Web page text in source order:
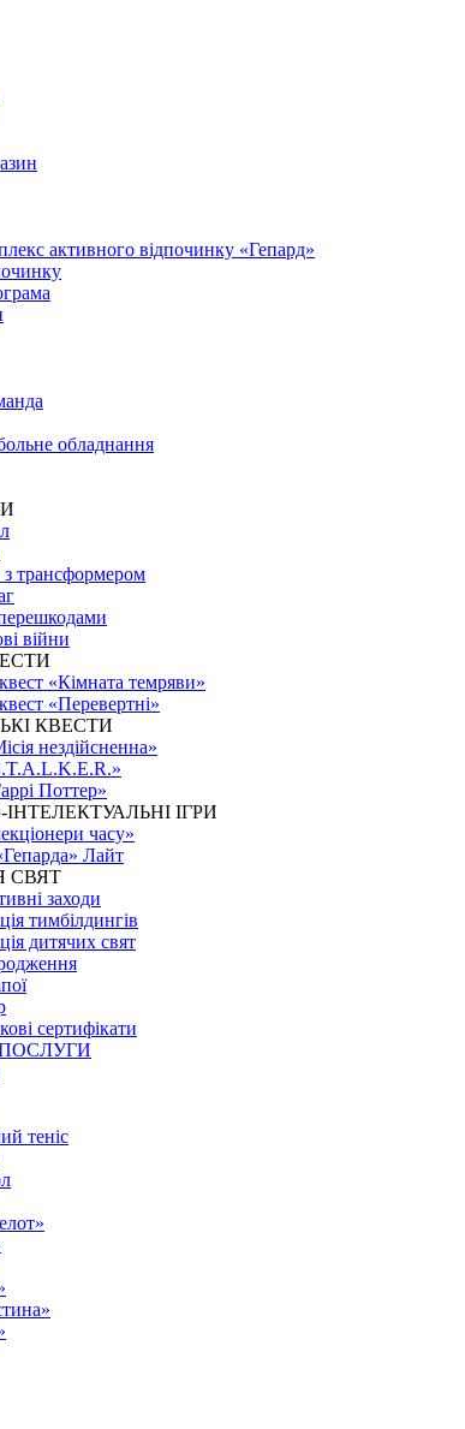
активного відпочинку «Гепард»
обладнання
з трансформером
війни
«Кімната темряви»
«Перевертні»
КВЕСТИ
нездійсненна»
Поттер»
ІГРИ
часу»
Лайт
СВЯТ
заходи
тимбілдингів
дитячих свят
сертифікати
теніс